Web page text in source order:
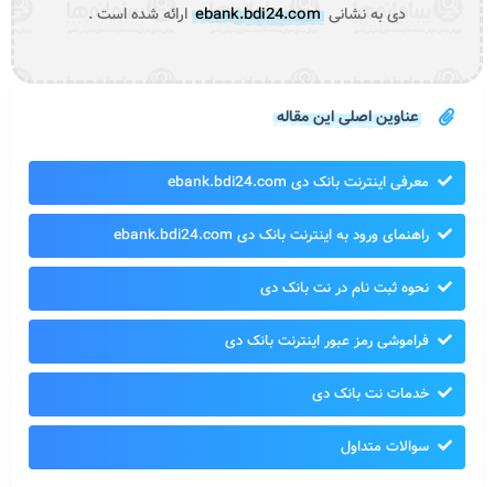
دی به نشانی ebank.bdi24.comارائه شده است .
عناوین اصلی این مقاله
معرفی اینترنت بانک دی ebank.bdi24.com
راهنمای ورود به اینترنت بانک دی ebank.bdi24.com
نحوه ثبت نام در نت بانک دی
فراموشی رمز عبور اینترنت بانک دی
خدمات نت بانک دی
سوالات متداول